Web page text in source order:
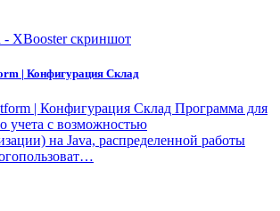
| Конфигурация Склад
| Конфигурация Склад Программа для
учета с возможностью
на Java, распределенной работы